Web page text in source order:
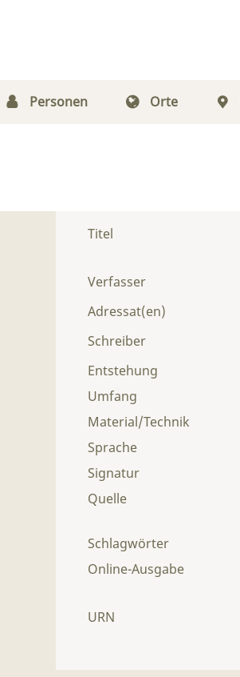
Personen Orte
Titel
Verfasser
Adressat(en)
Schreiber
Entstehung
Umfang
Material/Technik
Sprache
Signatur
Quelle
Schlagwörter
Online-Ausgabe
URN